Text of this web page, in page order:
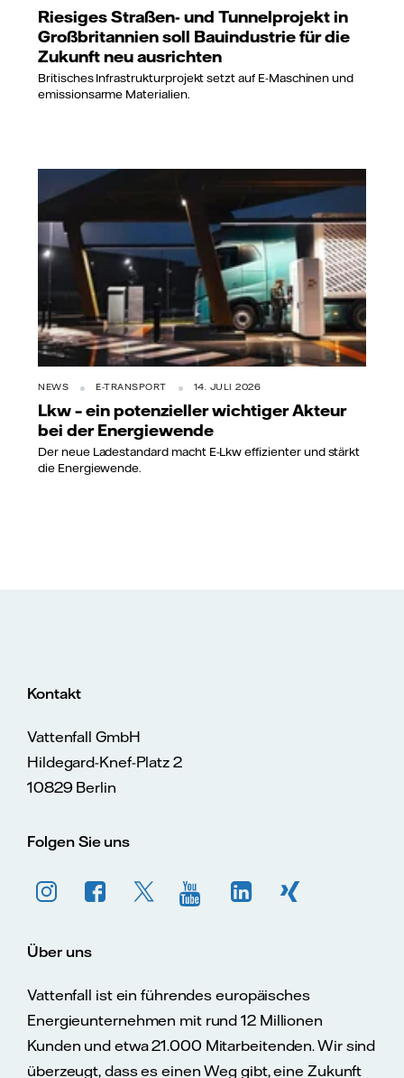
Riesiges Straßen- und Tunnelprojekt in
Großbritannien soll Bauindustrie für die
Zukunft neu ausrichten
Britisches Infrastrukturprojekt setzt auf E-Maschinen und
emissionsarme Materialien.
NEWS E-TRANSPORT 14. JULI 2026
Lkw – ein potenzieller wichtiger Akteur
bei der Energiewende
Der neue Ladestandard macht E-Lkw effizienter und stärkt
die Energiewende.
Kontakt
Vattenfall GmbH
Hildegard-Knef-Platz 2
10829 Berlin
Folgen Sie uns
Über uns
Vattenfall ist ein führendes europäisches
Energieunternehmen mit rund 12 Millionen
Kunden und etwa 21.000 Mitarbeitenden. Wir sind
überzeugt, dass es einen Weg gibt, eine Zukunft